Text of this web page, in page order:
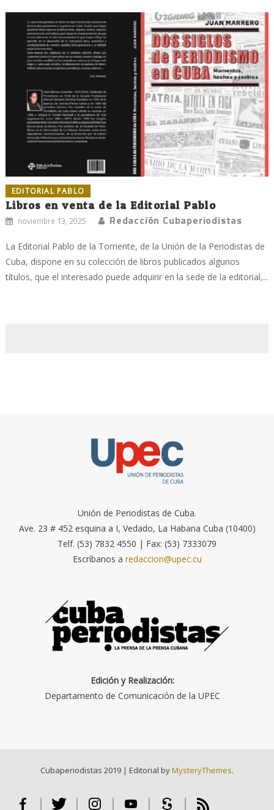
EDITORIAL PABLO
Libros en venta de la Editorial Pablo
noviembre 13, 2025 Redacción Cubaperiodistas
La Editorial Pablo de la Torriente, de la Unión de la Periodistas de
Cuba, dispone en su colección de libros publicados algunos
títulos, que el interesado puede adquirir en la sede de la editorial,...
Unión de Periodistas de Cuba.
Ave. 23 # 452 esquina a I, Vedado, La Habana Cuba (10400)
Telf. (53) 7832 4550 | Fax: (53) 7333079
Escríbanos a redaccion@upec.cu
Edición y Realización:
Departamento de Comunicación de la UPEC
Cubaperiodistas 2019 | Editorial byMysteryThemes.